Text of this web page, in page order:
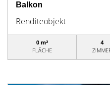
Balkon
Renditeobjekt
0 m²
FLÄCHE
4